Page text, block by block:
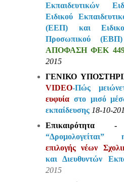
Εκπαιδευτικών
Ειδικού
(ΕΕΠ) και
Προσωπικού
ΑΠΟΦΑΣΗ ΦΕΚ 449/
2015
ΓΕΝΙΚΟ
VIDEO-Πώς
ευφυίαστο μισό
εκπαίδευσης 18-10-
Επικαιρότητα -
επιλογής νέων
και Διευθυντών
2015